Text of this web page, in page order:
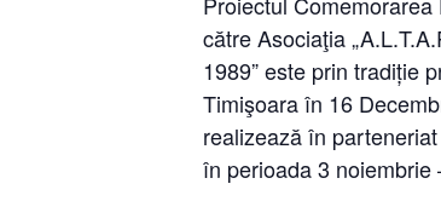
către Asociaţia
1989” este prin tradiție
Timişoara în 16
realizează în
în perioada 3 noiembrie